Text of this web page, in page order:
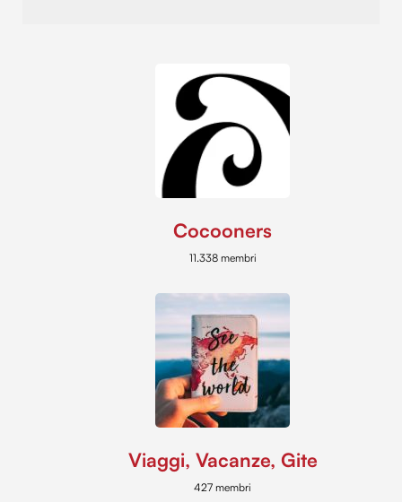
Cocooners
11.338 membri
Viaggi, Vacanze, Gite
427 membri